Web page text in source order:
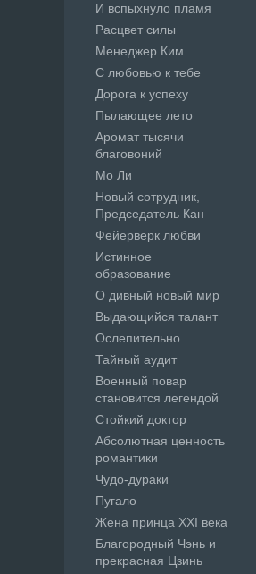
И вспыхнуло пламя
Расцвет силы
Менеджер Ким
С любовью к тебе
Дорога к успеху
Пылающее лето
Аромат тысячи
благовоний
Мо Ли
Новый сотрудник,
Председатель Кан
Фейерверк любви
Истинное
образование
О дивный новый мир
Выдающийся талант
Ослепительно
Тайный аудит
Военный повар
становится легендой
Стойкий доктор
Абсолютная ценность
романтики
Чудо-дураки
Пугало
Жена принца XXI века
Благородный Чэнь и
прекрасная Цзинь